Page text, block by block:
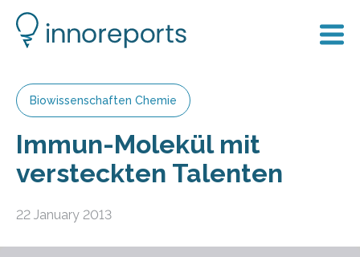
Biowissenschaften Chemie
Immun-Molekül mit
versteckten Talenten
22 January 2013